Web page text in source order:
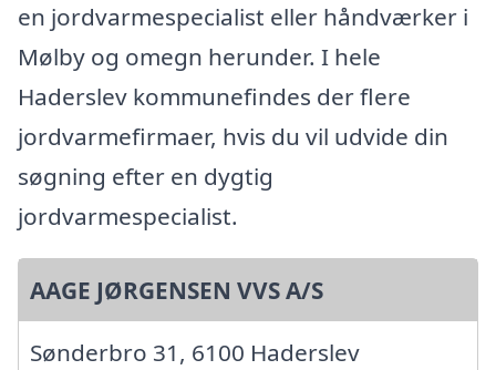
en jordvarmespecialist eller håndværker i
Mølby og omegn herunder. I hele
Haderslev kommunefindes der flere
jordvarmefirmaer, hvis du vil udvide din
søgning efter en dygtig
jordvarmespecialist.
AAGE JØRGENSEN VVS A/S
Sønderbro 31, 6100 Haderslev